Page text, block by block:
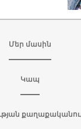
Մեր մասին
Կապ